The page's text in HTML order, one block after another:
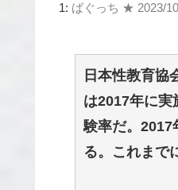
1: ばぐっち ★ 2023/
日本性教育協
は2017年に実
験率だ。2017
る。これまで